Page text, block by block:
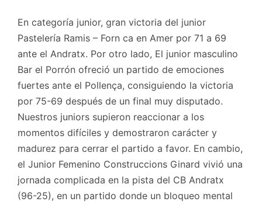
En categoría junior, gran victoria del junior
Pastelería Ramis – Forn ca en Amer por 71 a 69
ante el Andratx. Por otro lado, El junior masculino
Bar el Porrón ofreció un partido de emociones
fuertes ante el Pollença, consiguiendo la victoria
por 75-69 después de un final muy disputado.
Nuestros juniors supieron reaccionar a los
momentos difíciles y demostraron carácter y
madurez para cerrar el partido a favor. En cambio,
el Junior Femenino Construccions Ginard vivió una
jornada complicada en la pista del CB Andratx
(96-25), en un partido donde un bloqueo mental